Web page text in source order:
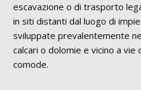
escavazione o di trasporto
in siti distanti dal luogo di
sviluppate prevalentemente
calcari o dolomie e vicino a
comode.